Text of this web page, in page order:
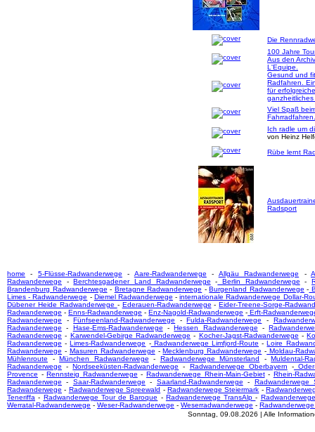
Die
100 Jahre
Aus den
L'Equipe.
Gesund und
Radfahren.
für
Viel Spaß
Fahrradfahren.
Ich radle um
von Heinz
Rübe lernt
Radsport
home - 5-Flüsse-Radwanderwege - Aare-Radwanderwege - Allgäu Radwanderwege -
Radwanderwege -Berchtesgadener Land Radwanderwege - Berlin Radwanderwege -
Brandenburg Radwanderwege - Bretagne Radwanderwege -Burgenland Radwanderwege -
Limes - Radwanderwege - Diemel Radwanderwege -internationale Radwanderwege Dollar-
Dübener Heide Radwanderwege - Ederauen-Radwanderwege -Eider-Treene-Sorge-
Radwanderwege -Enns-Radwanderwege -Enz-Nagold-Radwanderwege - Erft-
Radwanderwege -Fünfseenland-Radwanderwege -Fulda-Radwanderwege -
Radwanderwege - Hase-Ems-Radwanderwege -Hessen Radwanderwege -
Radwanderwege - Karwendel-Gebirge Radwanderwege - Kocher-Jagst-Radwanderwege -
Radwanderwege -Limes-Radwanderwege -Radwanderwege Limfjord-Route -Loire
Radwanderwege - Masuren Radwanderwege -Mecklenburg Radwanderwege - Moldau-
Mühlenroute -München Radwanderwege - Radwanderwege Münsterland -Muldental-
Radwanderwege -Nordseeküsten-Radwanderwege - Radwanderwege Oberbayern -Oder-
Provence -Rennsteig Radwanderwege - Radwanderwege Rhein-Main-Gebiet- Rhein-
Radwanderwege - Saar-Radwanderwege - Saarland-Radwanderwege - Radwanderwege
Radwanderwege - Radwanderwege Spreewald - Radwanderwege Steiermark -
Teneriffa - Radwanderwege Tour de Baroque - Radwanderwege TransAlp-
Werratal-Radwanderwege - Weser-Radwanderwege - Weserradwanderwege -
Sonntag, 09.08.2026 | Alle